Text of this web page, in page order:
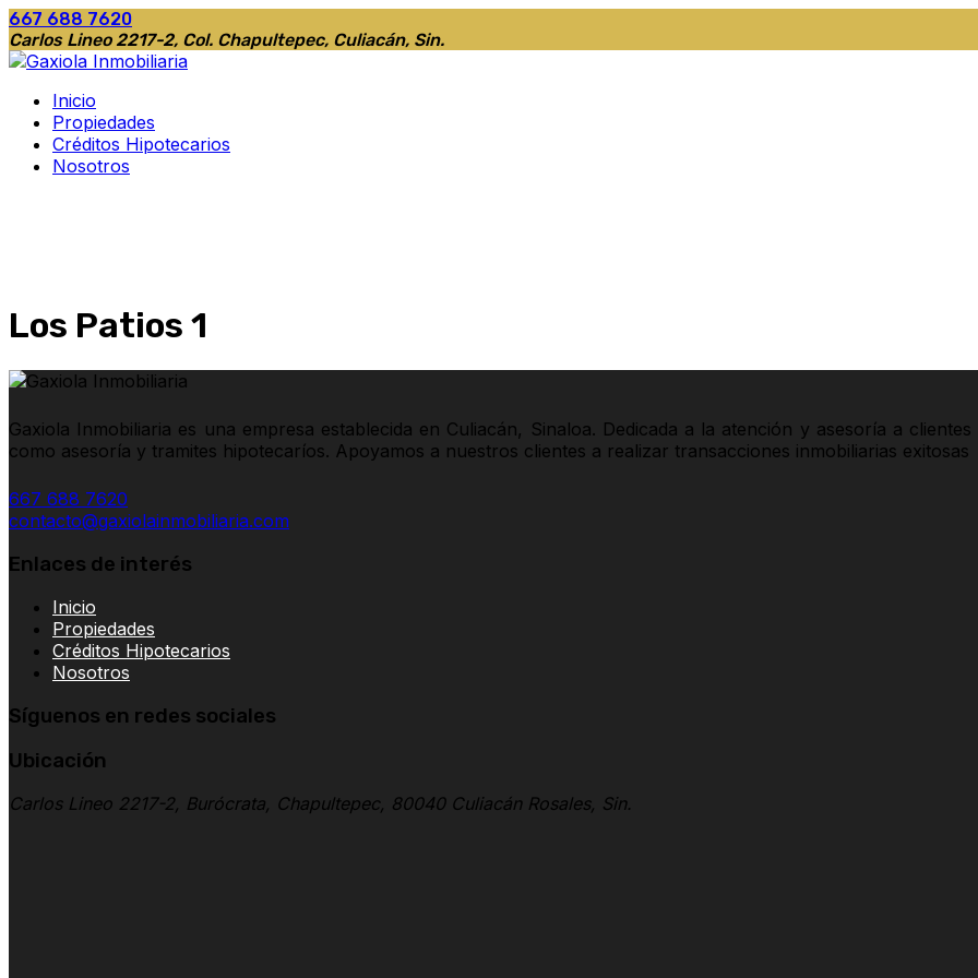
667 688 7620
Carlos Lineo 2217-2, Col. Chapultepec, Culiacán, Sin.
Inicio
Propiedades
Créditos Hipotecarios
Nosotros
Los Patios 1
Gaxiola Inmobiliaria es una empresa establecida en Culiacán, Sinaloa. Dedicada a la atención y asesoría a
como asesoría y tramites hipotecaríos. Apoyamos a nuestros clientes a realizar transacciones inmobiliarias exitosas
667 688 7620
contacto@gaxiolainmobiliaria.com
Enlaces de interés
Inicio
Propiedades
Créditos Hipotecarios
Nosotros
Síguenos en redes sociales
Ubicación
Carlos Lineo 2217-2, Burócrata, Chapultepec, 80040 Culiacán Rosales, Sin.